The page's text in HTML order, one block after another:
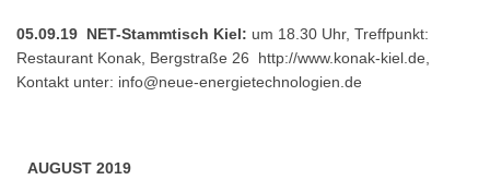
05.09.19 NET-Stammtisch Kiel: um 18.30 Uhr, Treffpunkt:
Restaurant Konak, Bergstraße 26 http://www.konak-kiel.de
Kontakt unter: info@neue-energietechnologien.de
AUGUST 2019